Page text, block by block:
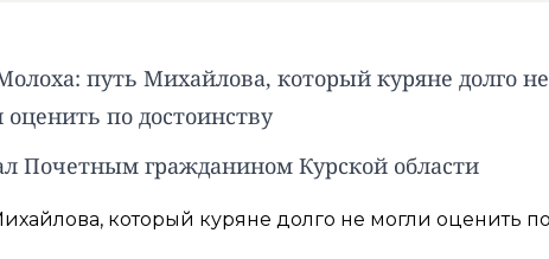
путь Михайлова, который куряне долго не
оценить по достоинству
Почетным гражданином Курской области